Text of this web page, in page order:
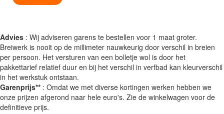
Advies : Wij adviseren garens te bestellen voor 1 maat groter.
Breiwerk is nooit op de millimeter nauwkeurig door verschil in breien
per persoon. Het versturen van een bolletje wol is door het
pakkettarief relatief duur en bij het verschil in verfbad kan kleurverschil
in het werkstuk ontstaan.
Garenprijs** : Omdat we met diverse kortingen werken hebben we
onze prijzen afgerond naar hele euro's. Zie de winkelwagen voor de
definitieve prijs.